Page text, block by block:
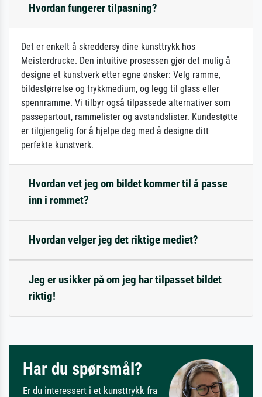
Hvordan fungerer tilpasning?
Det er enkelt å skreddersy dine kunsttrykk hos
Meisterdrucke. Den intuitive prosessen gjør det mulig å
designe et kunstverk etter egne ønsker: Velg ramme,
bildestørrelse og trykkmedium, og legg til glass eller
spennramme. Vi tilbyr også tilpassede alternativer som
passepartout, rammelister og avstandslister. Kundestøtte
er tilgjengelig for å hjelpe deg med å designe ditt
perfekte kunstverk.
Hvordan vet jeg om bildet kommer til å passe
inn i rommet?
Hvordan velger jeg det riktige mediet?
Jeg er usikker på om jeg har tilpasset bildet
riktig!
Har du spørsmål?
Er du interessert i et kunsttrykk fra